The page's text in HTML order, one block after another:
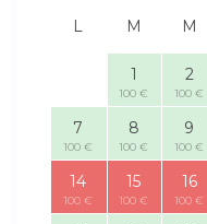
L M M
1
100 €
2
100 €
7
100 €
8
100 €
9
100 €
14
100 €
15
100 €
16
100 €